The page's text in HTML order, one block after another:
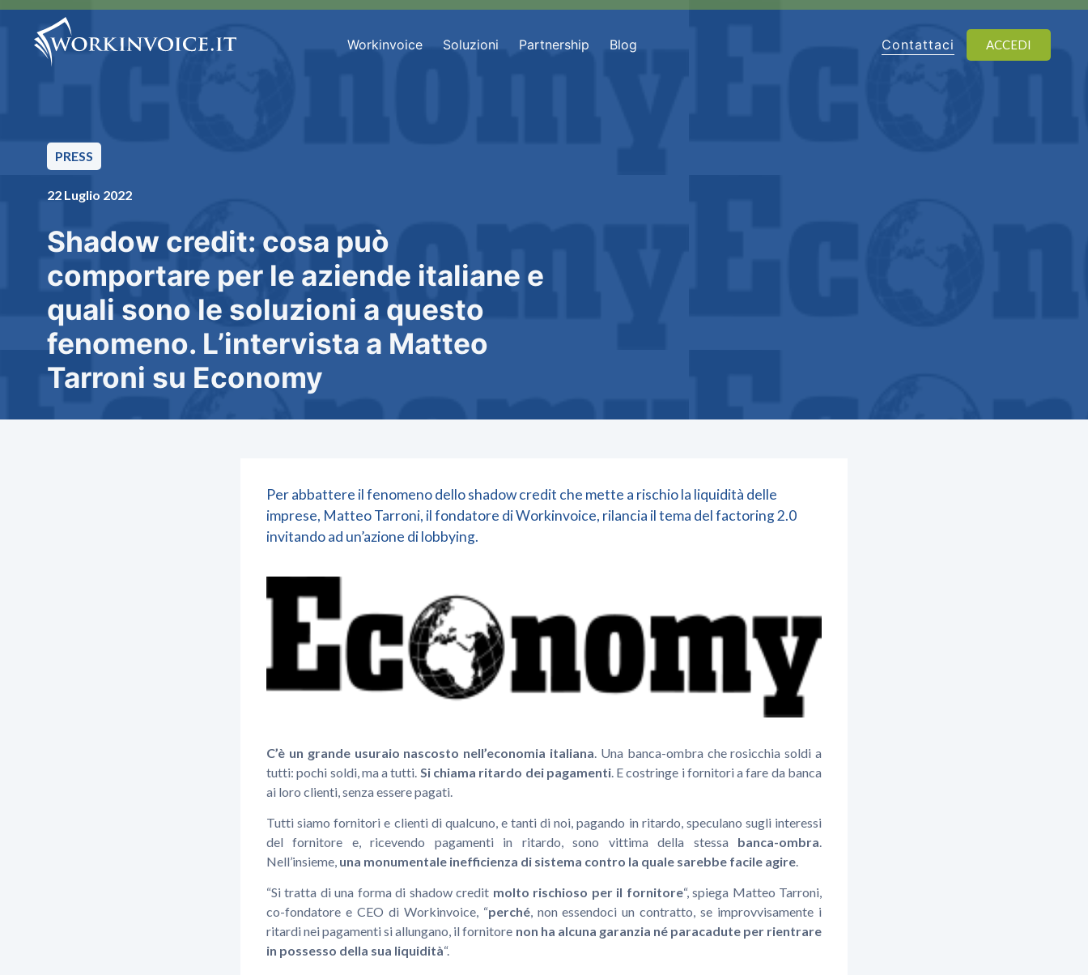
Workinvoice Soluzioni Partnership Blog Contattaci ACCEDI
PRESS
22 Luglio 2022
Shadow credit: cosa può
comportare per le aziende italiane e
quali sono le soluzioni a questo
fenomeno. L’intervista a Matteo
Tarroni su Economy
Per abbattere il fenomeno dello shadow credit che mette a rischio la liquidità delle
imprese, Matteo Tarroni, il fondatore di Workinvoice, rilancia il tema del factoring 2.0
invitando ad un’azione di lobbying.
C’è un grande usuraio nascosto nell’economia italiana . Una banca-ombra che rosicchia soldi a
tutti: pochi soldi, ma a tutti. Si chiama ritardo dei pagamenti. E costringe i fornitori a fare da banca
ai loro clienti, senza essere pagati.
Tutti siamo fornitori e clienti di qualcuno, e tanti di noi, pagando in ritardo, speculano sugli interessi
del fornitore e, ricevendo pagamenti in ritardo, sono vittima della stessa banca-ombra.
Nell’insieme, una monumentale inefficienza di sistema contro la quale sarebbe facile agire.
“Si tratta di una forma di shadow credit molto rischioso per il fornitore“, spiega Matteo Tarroni,
co-fondatore e CEO di Workinvoice, “perché, non essendoci un contratto, se improvvisamente i
ritardi nei pagamenti si allungano, il fornitore non ha alcuna garanzia né paracadute per rientrare
in possesso della sua liquidità“.